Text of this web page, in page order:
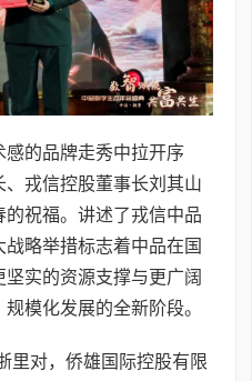
感的品牌走秀中拉开序
戎信控股董事长刘其山
祝福。讲述了戎信中品
略举措标志着中品在国
实的资源支撑与更广阔
模化发展的全新阶段。
里对，侨雄国际控股有限